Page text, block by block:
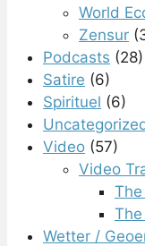
World
Zensur
Podcasts (28)
Satire (6)
Spirituel (6)
Video (57)
Video
Wetter /